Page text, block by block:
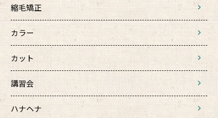
縮毛矯正
カラー
カット
講習会
ハナヘナ